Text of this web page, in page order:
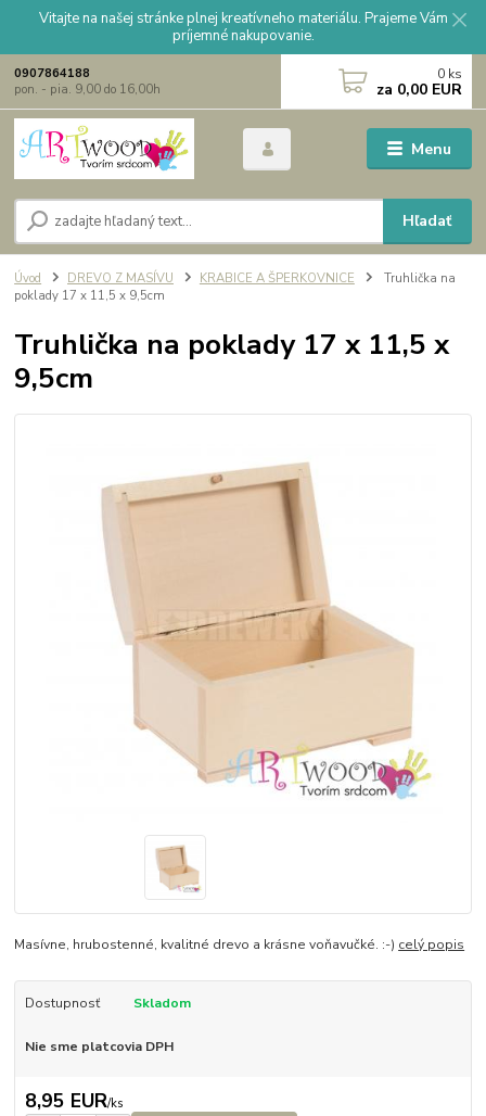
Vitajte na našej stránke plnej kreatívneho materiálu. Prajeme Vám
príjemné nakupovanie.
Menu
Hľadať
0907864188
pon. - pia. 9,00 do 16,00h
0 ks
za 0,00 EUR
Úvod DREVO Z MASÍVU KRABICE A ŠPERKOVNICE
Truhlička na
poklady 17 x 11,5 x 9,5cm
Truhlička na poklady 17 x 11,5 x
9,5cm
Masívne, hrubostenné, kvalitné drevo a krásne voňavučké. :-) celý popis
Dostupnosť Skladom
Nie sme platcovia DPH
8,95 EUR/ks